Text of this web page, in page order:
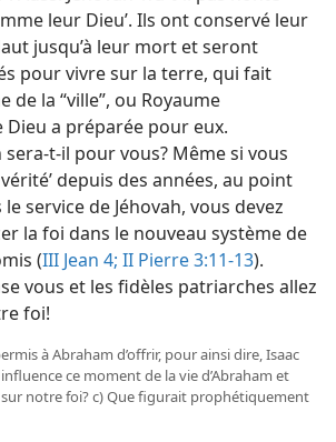
leur Dieu’. Ils ont conservé leur
jusqu’à leur mort et seront
pour vivre sur la terre, qui fait
de la “ville”, ou Royaume
Dieu a préparée pour eux.
sera-​t-​il pour vous? Même si vous
depuis des années, au point
service de Jéhovah, vous devez
la foi dans le nouveau système de
(III Jean 4; II Pierre 3:11-13).
vous et les fidèles patriarches allez
foi!
à Abraham d’offrir, pour ainsi dire, Isaac
ce moment de la vie d’Abraham et
sur notre foi? c) Que figurait prophétiquement